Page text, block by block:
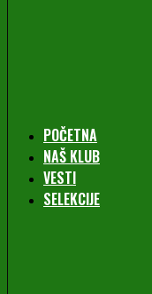
POČETNA
NAŠ KLUB
VESTI
SELEKCIJE